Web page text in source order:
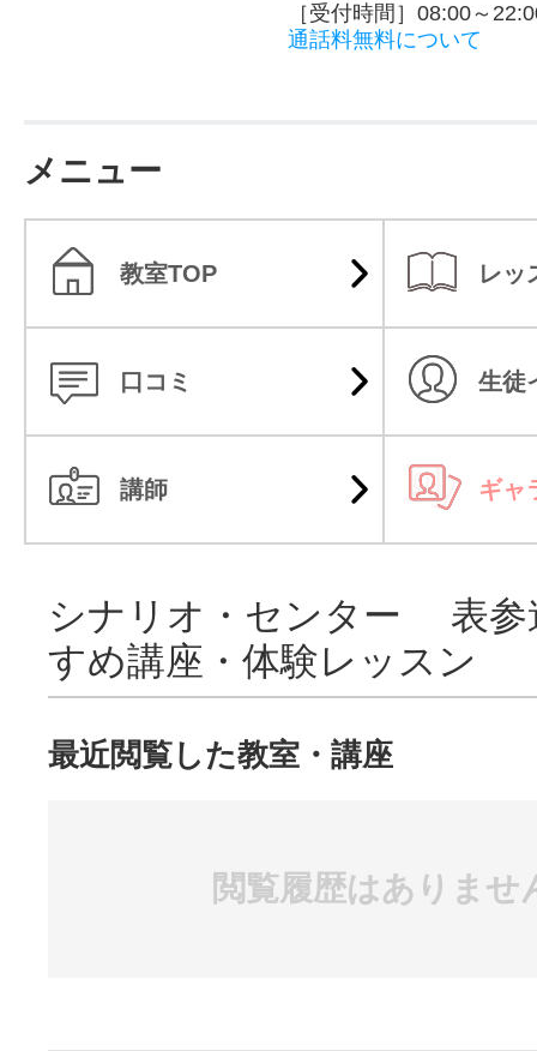
［受付時間］08:00～
通話料無料について
メニュー
教室TOP レッ
口コミ 生徒
講師 ギャ
シナリオ・センター 表参
すめ講座・体験レッスン
最近閲覧した教室・講座
閲覧履歴はありませ